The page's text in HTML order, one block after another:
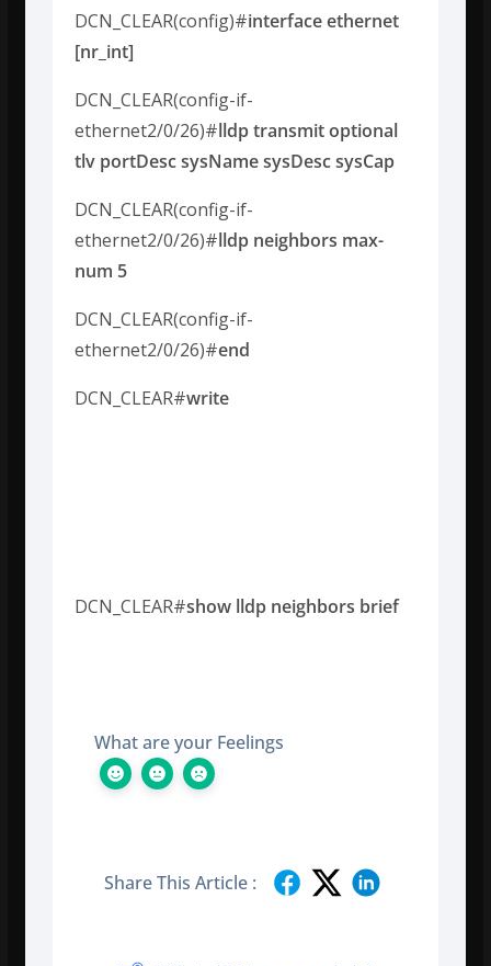
DCN_CLEAR(config)#interface ethernet
[nr_int]
DCN_CLEAR(config-if-
ethernet2/0/26)#lldp transmit optional
tlv portDesc sysName sysDesc sysCap
DCN_CLEAR(config-if-
ethernet2/0/26)#lldp neighbors max-
num 5
DCN_CLEAR(config-if-
ethernet2/0/26)#end
DCN_CLEAR#write
DCN_CLEAR#show lldp neighbors brief
What are your Feelings
Share This Article :